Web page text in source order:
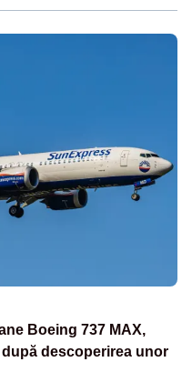
Boeing 737 MAX,
descoperirea unor